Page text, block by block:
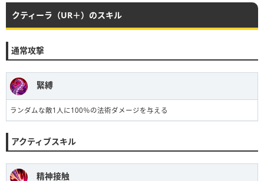
クティーラ（UR＋）のスキル
通常攻撃
緊縛
ランダムな敵1人に100％の法術ダメージを与える
アクティブスキル
精神接触